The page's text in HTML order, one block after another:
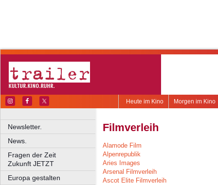
Morgen im Kino
Heute im Kino
Newsletter.
News.
Fragen der Zeit
Zukunft JETZT
Europa gestalten
Filmverleih
Alamode Film
Alpenrepublik
Aries Images
Arsenal Filmverleih
Ascot Elite Filmverleih